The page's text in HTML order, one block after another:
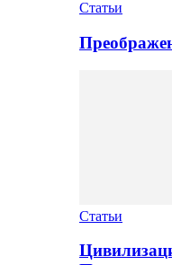
Статьи
Статьи